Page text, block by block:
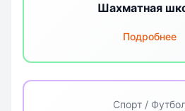
Шахматная
Подробнее
Спорт /